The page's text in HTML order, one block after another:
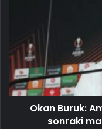
Okan Buruk:
sonraki